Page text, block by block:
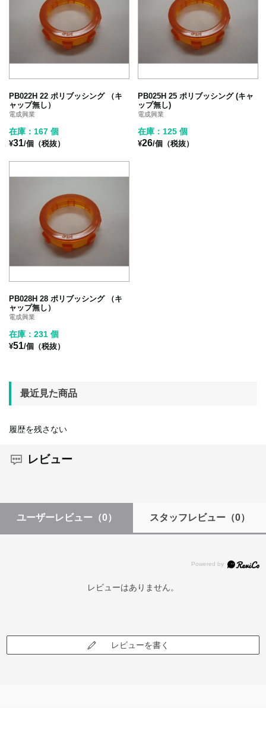
PB022H 22 ポリブッシング （キ
ャップ無し）
電成興業
在庫：167 個
¥31/個（税抜）
PB025H 25 ポリブッシング (キャ
ップ無し)
電成興業
在庫：125 個
¥26/個（税抜）
PB028H 28 ポリブッシング （キ
ャップ無し）
電成興業
在庫：231 個
¥51/個（税抜）
最近見た商品
履歴を残さない
レビュー
ユーザーレビュー （0） スタッフレビュー（0）
レビューはありません。
レビューを書く